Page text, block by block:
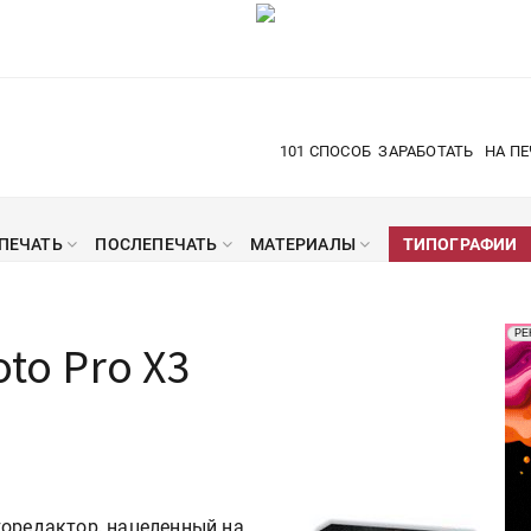
101 СПОСОБ ЗАРАБОТАТЬ НА
ПЕЧАТЬ ПОСЛЕПЕЧАТЬ МАТЕРИАЛЫ ТИПОГРАФИИ
Pro Х3